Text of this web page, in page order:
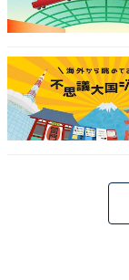
す（40歳女性
ありますが、ど
歳女性／北海道
ことも多いとい